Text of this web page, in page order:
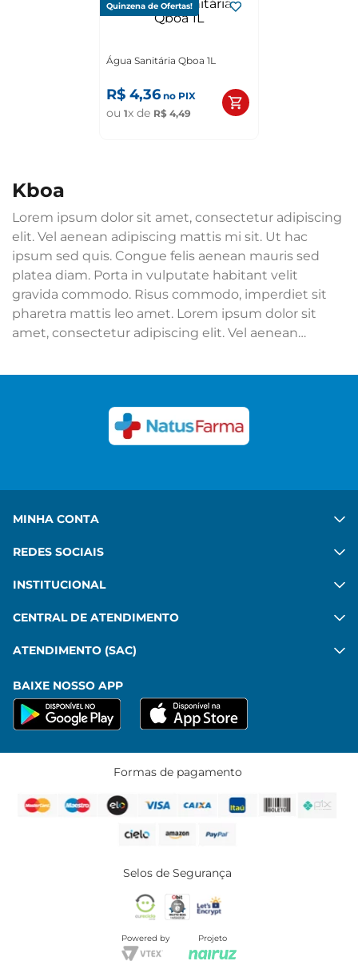
Quinzena de Ofertas!
Água Sanitária Qboa 1L
R$ 4,36 no PIX
ou 1x de R$ 4,49
kboa
Lorem ipsum dolor sit amet, consectetur adipiscing
elit. Vel aenean adipiscing mattis mi sit. Ut hac
ipsum sed quis. Congue felis aenean mauris sed
platea diam. Porta in vulputate habitant velit
gravida commodo. Risus commodo, imperdiet sit
pharetra mattis leo amet. Lorem ipsum dolor sit
amet, consectetur adipiscing elit. Vel aenean
Congue felis aenean mauris sed platea diam. Porta
commodo, imperdiet sit pharetra mattis leo amet.
MINHA CONTA
REDES SOCIAIS
INSTITUCIONAL
CENTRAL DE ATENDIMENTO
ATENDIMENTO (SAC)
BAIXE NOSSO APP
Formas de pagamento
Selos de Segurança
Powered by Projeto